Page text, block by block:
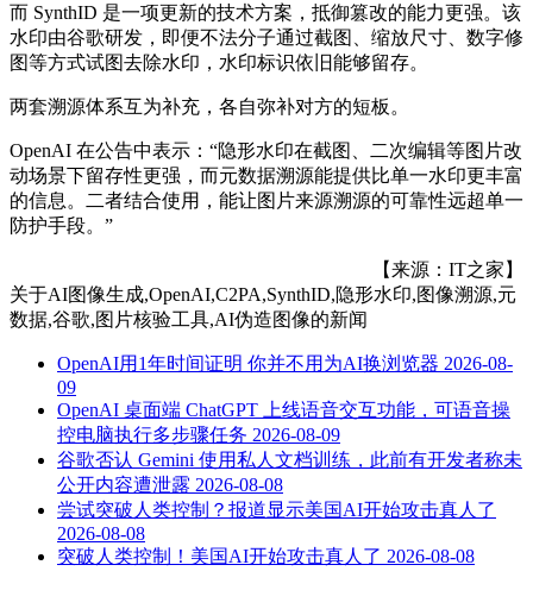
而 SynthID 是一项更新的技术方案，抵御篡改的能力更强。该
水印由谷歌研发，即便不法分子通过截图、缩放尺寸、数字修
图等方式试图去除水印，水印标识依旧能够留存。
两套溯源体系互为补充，各自弥补对方的短板。
OpenAI 在公告中表示：“隐形水印在截图、二次编辑等图片改
动场景下留存性更强，而元数据溯源能提供比单一水印更丰富
的信息。二者结合使用，能让图片来源溯源的可靠性远超单一
防护手段。”
【来源：IT之家】
关于AI图像生成,OpenAI,C2PA,SynthID,隐形水印,图像溯源,元
数据,谷歌,图片核验工具,AI伪造图像的新闻
OpenAI用1年时间证明 你并不用为AI换浏览器 2026-08-
09
OpenAI 桌面端 ChatGPT 上线语音交互功能，可语音操
控电脑执行多步骤任务 2026-08-09
谷歌否认 Gemini 使用私人文档训练，此前有开发者称未
公开内容遭泄露 2026-08-08
尝试突破人类控制？报道显示美国AI开始攻击真人了
2026-08-08
突破人类控制！美国AI开始攻击真人了 2026-08-08